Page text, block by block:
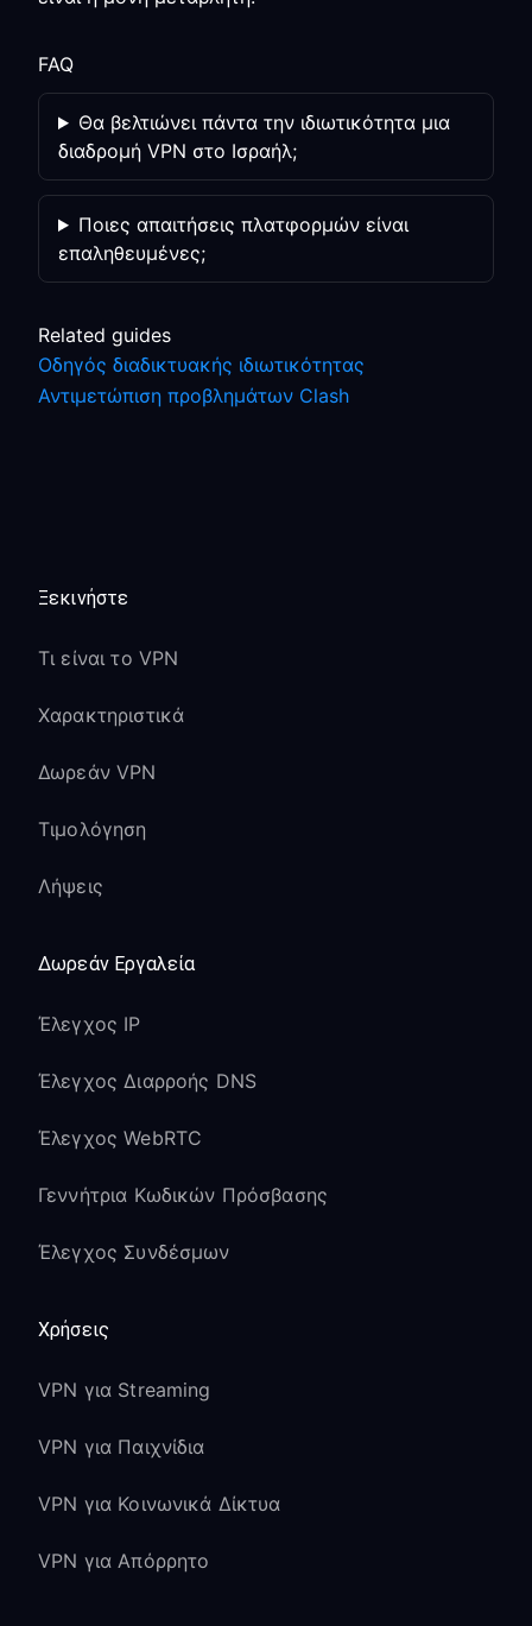
FAQ
Θα βελτιώνει πάντα την ιδιωτικότητα μια
διαδρομή VPN στο Ισραήλ;
Ποιες απαιτήσεις πλατφορμών είναι
επαληθευμένες;
Related guides
Οδηγός διαδικτυακής ιδιωτικότητας
Αντιμετώπιση προβλημάτων Clash
Ξεκινήστε
Τι είναι το VPN
Χαρακτηριστικά
Δωρεάν VPN
Τιμολόγηση
Λήψεις
Δωρεάν Εργαλεία
Έλεγχος IP
Έλεγχος Διαρροής DNS
Έλεγχος WebRTC
Γεννήτρια Κωδικών Πρόσβασης
Έλεγχος Συνδέσμων
Χρήσεις
VPN για Streaming
VPN για Παιχνίδια
VPN για Κοινωνικά Δίκτυα
VPN για Απόρρητο